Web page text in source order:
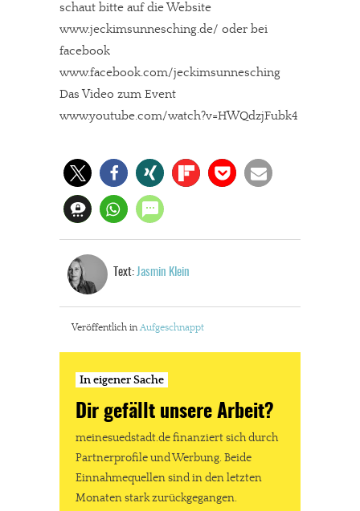
schaut bitte auf die Website
www.jeckimsunnesching.de/ oder bei
facebook
www.facebook.com/jeckimsunnesching
Das Video zum Event
www.youtube.com/watch?v=HWQdzjFubk4
Text: Jasmin Klein
Veröffentlich inAufgeschnappt
In eigener Sache
Dir gefällt unsere Arbeit?
meinesuedstadt.de finanziert sich durch
Partnerprofile und Werbung. Beide
Einnahmequellen sind in den letzten
Monaten stark zurückgegangen.